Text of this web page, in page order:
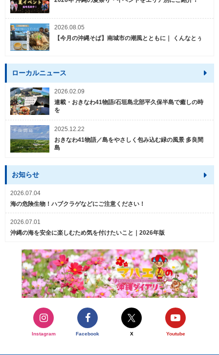
2026.08.05
【今月の沖縄そば】南城市の潮風とともに｜ くんなとぅ
ローカルニュース
2026.02.09
連載・おきなわ41物語/石垣島北部平久保半島で癒しの時
を
2025.12.22
おきなわ41物語／島をやさしく包み込む緑の風景 多良間
島
お知らせ
2026.07.04
海の危険生物！ハブクラゲなどにご注意ください！
2026.07.01
沖縄の海を安全に楽しむため気を付けたいこと｜2026年版
Instagram Facebook X Youtube